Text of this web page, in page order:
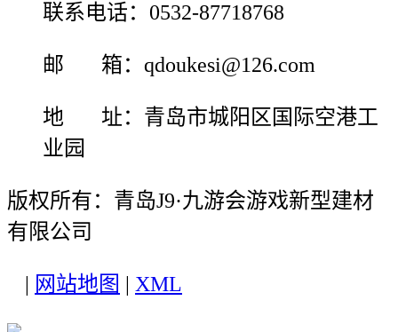
联系电话：0532-87718768
邮 箱：qdoukesi@126.com
地 址：青岛市城阳区国际空港工
业园
版权所有：青岛J9·九游会游戏新型建材
有限公司
网站地图 XML